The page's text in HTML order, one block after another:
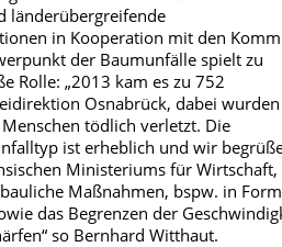
länderübergreifende
in Kooperation mit den
der Baumunfälle spielt zu
Rolle: „2013 kam es zu 752
Osnabrück, dabei
tödlich verletzt. Die
ist erheblich und wir
Ministeriums für Wirtschaft,
Maßnahmen, bspw. in Form
das Begrenzen der
so Bernhard Witthaut.